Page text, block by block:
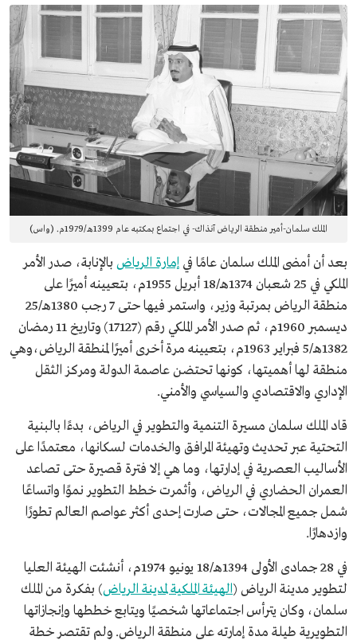
الملك سلمان-أمير منطقة الرياض آنذاك- في اجتماع بمكتبه عام 1399هـ/1979م. (واس)
بعد أن أمضى الملك سلمان عامًا في إمارة الرياض بالإنابة، صدر الأمر
الملكي في 25 شعبان 1374هـ/18 أبريل 1955م، بتعيينه أميرًا على
منطقة الرياض بمرتبة وزير، واستمر فيها حتى 7 رجب 1380هـ/25
ديسمبر 1960م، ثم صدر الأمر الملكي رقم (17127) وتاريخ 11 رمضان
1382هـ/5 فبراير 1963م، بتعيينه مرة أخرى أميرًا لمنطقة الرياض،وهي
منطقة لها أهميتها، كونها تحتضن عاصمة الدولة ومركز الثقل
الإداري والاقتصادي والسياسي والأمني.
قاد الملك سلمان مسيرة التنمية والتطوير في الرياض، بدءًا بالبنية
التحتية عبر تحديث وتهيئة المرافق والخدمات لسكانها، معتمدًا على
الأساليب العصرية في إدارتها، وما هي إلا فترة قصيرة حتى تصاعد
العمران الحضاري في الرياض، وأثمرت خطط التطوير نموًا واتساعًا
شمل جميع المجالات، حتى صارت إحدى أكثر عواصم العالم تطورًا
وازدهارًا.
في 28 جمادى الأولى 1394هـ/18 يونيو 1974م، أنشئت الهيئة العليا
لتطوير مدينة الرياض (الهيئة الملكية لمدينة الرياض) بفكرة من الملك
سلمان، وكان يترأس اجتماعاتها شخصيًا ويتابع خططها وإنجازاتها
التطويرية طيلة مدة إمارته على منطقة الرياض. ولم تقتصر خطة